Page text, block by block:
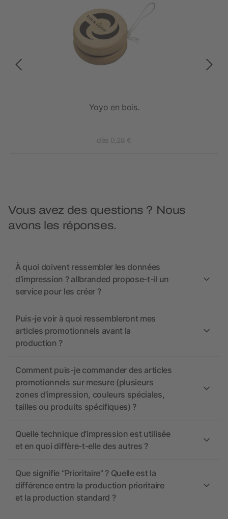
Yoyo en bois.
dès 0,28 €
Vous avez des questions ? Nous
avons les réponses.
À quoi doivent ressembler les données
d’impression ? allbranded propose-t-il un
service pour les créer ?
Puis-je voir à quoi ressembleront mes
articles promotionnels avant la
production ?
Comment puis-je commander des articles
promotionnels sur mesure (plusieurs
zones d’impression, couleurs spéciales,
tailles ou produits spécifiques) ?
Quelle technique d’impression est utilisée
et en quoi diffère-t-elle des autres ?
Que signifie “Prioritaire” ? Quelle est la
différence entre la production prioritaire
et la production standard ?